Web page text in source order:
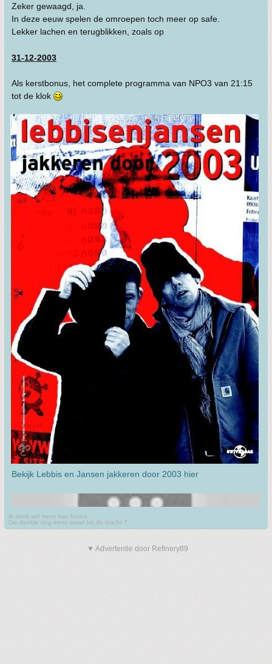
Zeker gewaagd, ja.
In deze eeuw spelen de omroepen toch meer op safe.
Lekker lachen en terugblikken, zoals op
31-12-2003
Als kerstbonus, het complete programma van NPO3 van 21:15
tot de klok
Bekijk Lebbis en Jansen jakkeren door 2003 hier
Ik denk wel eens aan Ionica
Die deelde nog eens staart tot de macht 7
▼ Advertentie door Refinery89